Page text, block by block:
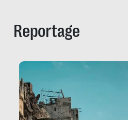
Reportage